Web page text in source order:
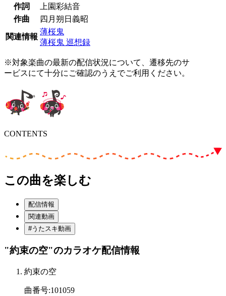
作詞
上園彩結音
作曲
四月朔日義昭
関連情報
薄桜鬼
薄桜鬼 巡想録
※対象楽曲の最新の配信状況について、遷移先のサ
ービスにて十分にご確認のうえでご利用ください。
CONTENTS
この曲を楽しむ
配信情報
関連動画
#うたスキ動画
"約束の空"のカラオケ配信情報
約束の空
曲番号:101059